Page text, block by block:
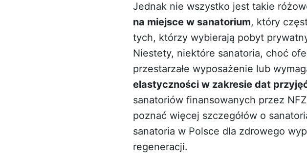
Jednak nie wszystko jest takie
na miejsce w sanatorium, który
tych, którzy wybierają pobyt
Niestety, niektóre sanatoria, choć
przestarzałe wyposażenie lub
elastyczności w zakresie dat
sanatoriów finansowanych przez
poznać więcej szczegółów o
sanatoria w Polsce dla zdrowego
regeneracji.